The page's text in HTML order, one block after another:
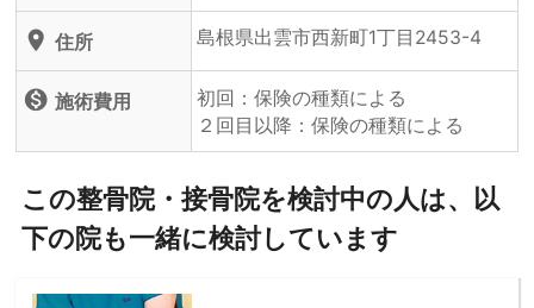
location_on 住所 島根県出雲市西新町1丁目2453-4
monetization_on 施術費用
初回：保険の種類による
２回目以降：保険の種類による
この整骨院・接骨院を検討中の人は、以
下の院も一緒に検討しています